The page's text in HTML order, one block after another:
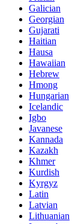
Galician
Georgian
Gujarati
Haitian
Hausa
Hawaiian
Hebrew
Hmong
Hungarian
Icelandic
Igbo
Javanese
Kannada
Kazakh
Khmer
Kurdish
Kyrgyz
Latin
Latvian
Lithuanian